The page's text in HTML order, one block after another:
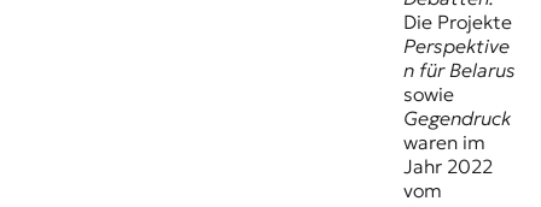
Die Projekte
Perspektive
n für Belarus
sowie
Gegendruck
waren im
Jahr 2022
vom